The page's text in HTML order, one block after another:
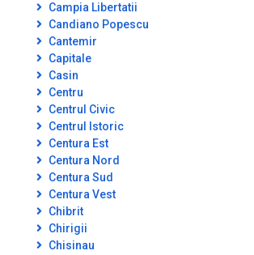
Campia Libertatii
Candiano Popescu
Cantemir
Capitale
Casin
Centru
Centrul Civic
Centrul Istoric
Centura Est
Centura Nord
Centura Sud
Centura Vest
Chibrit
Chirigii
Chisinau